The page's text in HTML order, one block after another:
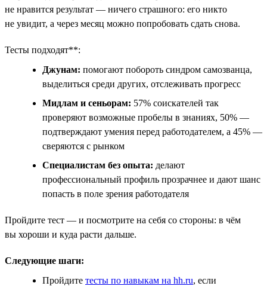
не нравится результат — ничего страшного: его никто
не увидит, а через месяц можно попробовать сдать снова.
Тесты подходят**:
Джунам: помогают побороть синдром самозванца,
выделиться среди других, отслеживать прогресс
Мидлам и сеньорам: 57% соискателей так
проверяют возможные пробелы в знаниях, 50% —
подтверждают умения перед работодателем, а 45% —
сверяются с рынком
Специалистам без опыта: делают
профессиональный профиль прозрачнее и дают шанс
попасть в поле зрения работодателя
Пройдите тест — и посмотрите на себя со стороны: в чём
вы хороши и куда расти дальше.
Следующие шаги:
Пройдите тесты по навыкам на hh.ru, если